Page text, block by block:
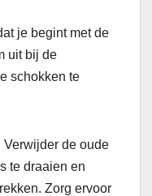
je begint met de
uit bij de
schokken te
Verwijder de oude
te draaien en
Zorg ervoor